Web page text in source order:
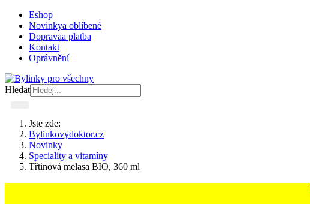
Eshop
Novinkya oblíbené
Dopravaa platba
Kontakt
Oprávnění
Hledat
Jste zde:
Bylinkovydoktor.cz
Novinky
Speciality a vitamíny
Třtinová melasa BIO, 360 ml